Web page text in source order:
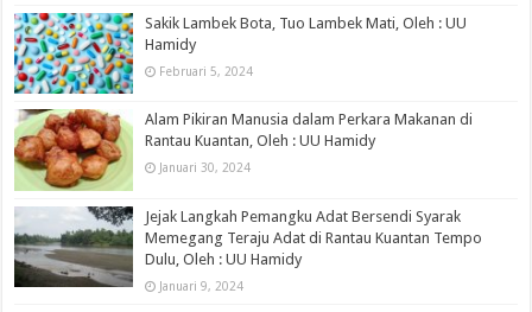
Sakik Lambek Bota, Tuo Lambek Mati, Oleh : UU
Hamidy
Februari 5, 2024
Alam Pikiran Manusia dalam Perkara Makanan di
Rantau Kuantan, Oleh : UU Hamidy
Januari 30, 2024
Jejak Langkah Pemangku Adat Bersendi Syarak
Memegang Teraju Adat di Rantau Kuantan Tempo
Dulu, Oleh : UU Hamidy
Januari 9, 2024